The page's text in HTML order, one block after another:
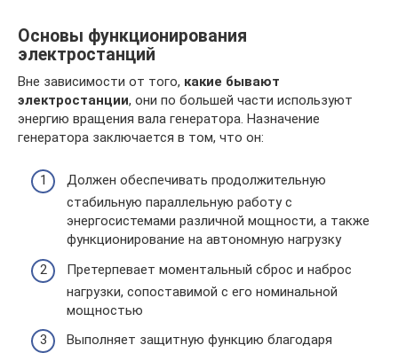
Основы функционирования
электростанций
Вне зависимости от того, какие бывают
электростанции, они по большей части используют
энергию вращения вала генератора. Назначение
генератора заключается в том, что он:
Должен обеспечивать продолжительную
стабильную параллельную работу с
энергосистемами различной мощности, а также
функционирование на автономную нагрузку
Претерпевает моментальный сброс и наброс
нагрузки, сопоставимой с его номинальной
мощностью
Выполняет защитную функцию благодаря